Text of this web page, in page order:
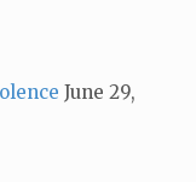
June 29,